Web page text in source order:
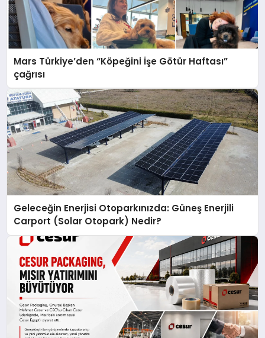
Mars Türkiye’den “Köpeğini İşe Götür Haftası”
çağrısı
Geleceğin Enerjisi Otoparkınızda: Güneş Enerjili
Carport (Solar Otopark) Nedir?